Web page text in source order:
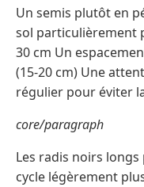
Un semis plutôt en
sol particulièrement
30 cm Un
(15-20 cm) Une
régulier pour éviter
core/paragraph
Les radis noirs
cycle légèrement